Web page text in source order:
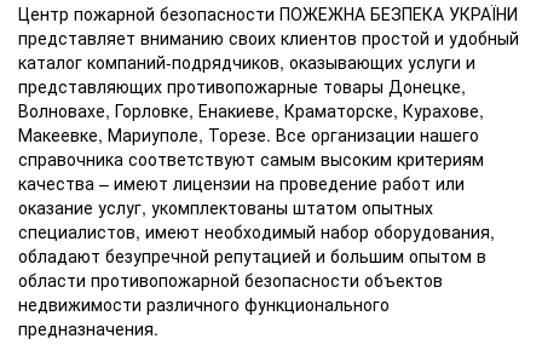
Центр пожарной безопасности ПОЖЕЖНА БЕЗПЕКА УКРАЇНИ
представляет вниманию своих клиентов простой и удобный
каталог компаний-подрядчиков, оказывающих услуги и
представляющих противопожарные товары Донецке,
Волновахе, Горловке, Енакиеве, Краматорске, Курахове,
Макеевке, Мариуполе, Торезе. Все организации нашего
справочника соответствуют самым высоким критериям
качества – имеют лицензии на проведение работ или
оказание услуг, укомплектованы штатом опытных
специалистов, имеют необходимый набор оборудования,
обладают безупречной репутацией и большим опытом в
области противопожарной безопасности объектов
недвижимости различного функционального
предназначения.